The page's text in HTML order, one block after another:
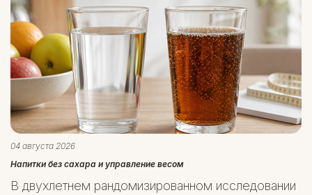
04 августа 2026
Напитки без сахара и управление весом
В двухлетнем рандомизированном исследовании